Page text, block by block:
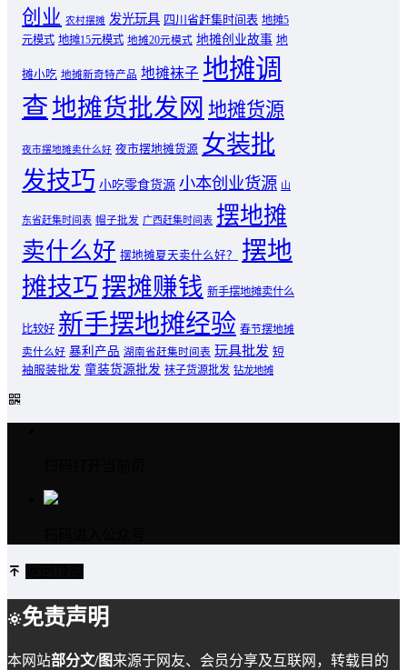
创业 农村摆摊 发光玩具 四川省赶集时间表 地摊5
元模式 地摊15元模式 地摊20元模式 地摊创业故事 地
摊小吃 地摊新奇特产品 地摊袜子 地摊调
查地摊货批发网 地摊货源
夜市摆地摊卖什么好 夜市摆地摊货源 女装批
发技巧 小吃零食货源 小本创业货源 山
东省赶集时间表 帽子批发 广西赶集时间表 摆地摊
卖什么好 摆地摊夏天卖什么好？
摆地
摊技巧摆摊赚钱 新手摆地摊卖什么
比较好 新手摆地摊经验 春节摆地摊
卖什么好 暴利产品 湖南省赶集时间表 玩具批发 短
袖服装批发 童装货源批发 袜子货源批发 钻龙地摊
免责声明
本网站部分文/图来源于网友、会员分享及互联网，转载目的